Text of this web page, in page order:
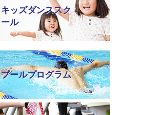
キッズダンススク
ール
プールプログラム